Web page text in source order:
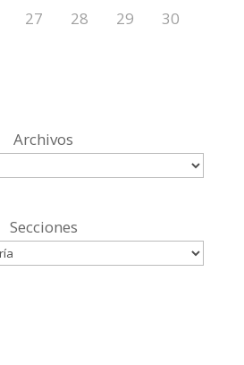
27 28 29
30
Archivos
Secciones